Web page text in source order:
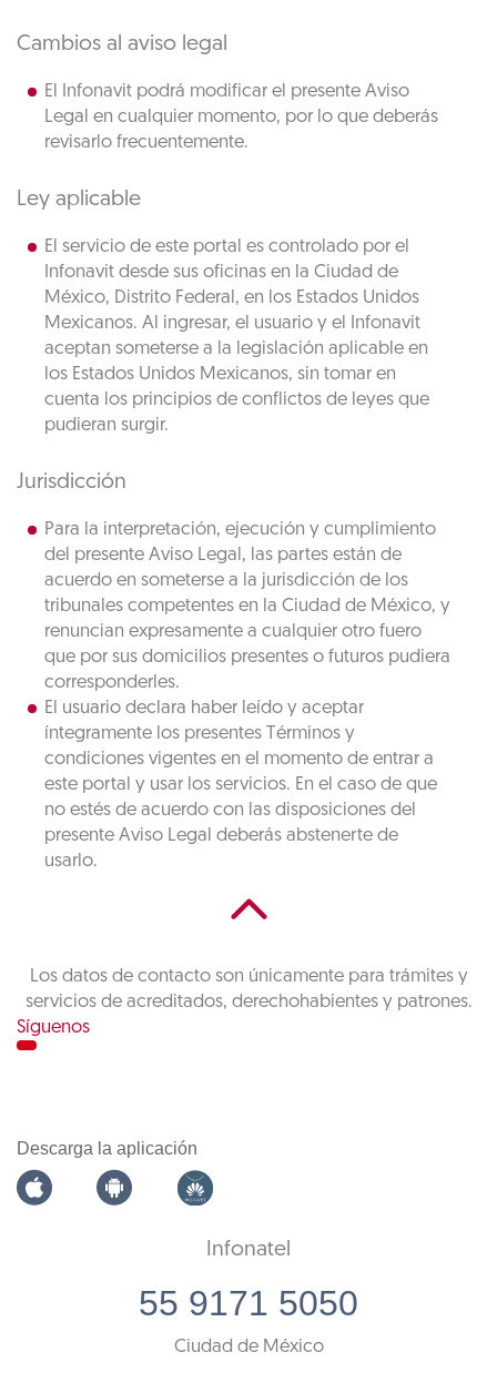
Cambios al aviso legal
El Infonavit podrá modificar el presente Aviso
Legal en cualquier momento, por lo que deberás
revisarlo frecuentemente.
Ley aplicable
El servicio de este portal es controlado por el
Infonavit desde sus oficinas en la Ciudad de
México, Distrito Federal, en los Estados Unidos
Mexicanos. Al ingresar, el usuario y el Infonavit
aceptan someterse a la legislación aplicable en
los Estados Unidos Mexicanos, sin tomar en
cuenta los principios de conflictos de leyes que
pudieran surgir.
Jurisdicción
Para la interpretación, ejecución y cumplimiento
del presente Aviso Legal, las partes están de
acuerdo en someterse a la jurisdicción de los
tribunales competentes en la Ciudad de México, y
renuncian expresamente a cualquier otro fuero
que por sus domicilios presentes o futuros pudiera
corresponderles.
El usuario declara haber leído y aceptar
íntegramente los presentes Términos y
condiciones vigentes en el momento de entrar a
este portal y usar los servicios. En el caso de que
no estés de acuerdo con las disposiciones del
presente Aviso Legal deberás abstenerte de
usarlo.
Los datos de contacto son únicamente para trámites y
servicios de acreditados, derechohabientes y patrones.
Síguenos
Descarga la aplicación
Infonatel
55 9171 5050
Ciudad de México